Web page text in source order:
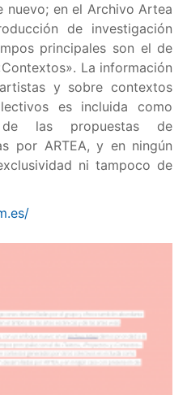
nuevo; en el Archivo Artea
de investigación
principales son el de
La información
y sobre contextos
es incluida como
las propuestas de
por ARTEA, y en ningún
ni tampoco de